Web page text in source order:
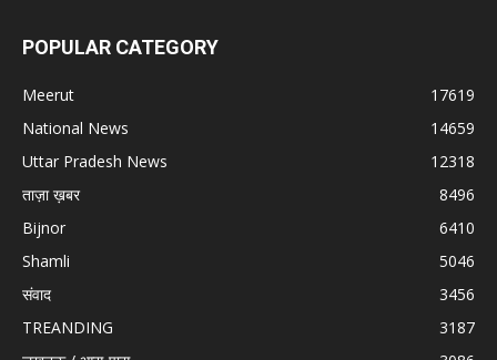
POPULAR CATEGORY
Meerut
17619
National News
14659
Uttar Pradesh News
12318
ताज़ा ख़बर
8496
Bijnor
6410
Shamli
5046
संवाद
3456
TREANDING
3187